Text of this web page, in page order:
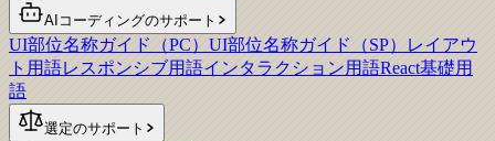
AIコーディングのサポート
UI部位名称ガイド（PC） UI部位名称ガイド（SP）
レイアウ
ト用語レスポンシブ用語インタラクション用語React基礎用
語
選定のサポート